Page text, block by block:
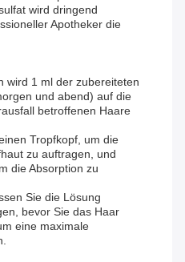
wird dringend
Apotheker die
wird 1 ml der zubereiteten
und abend) auf die
betroffenen Haare
Tropfkopf, um die
zu auftragen, und
die Absorption zu
Sie die Lösung
bevor Sie das Haar
eine maximale